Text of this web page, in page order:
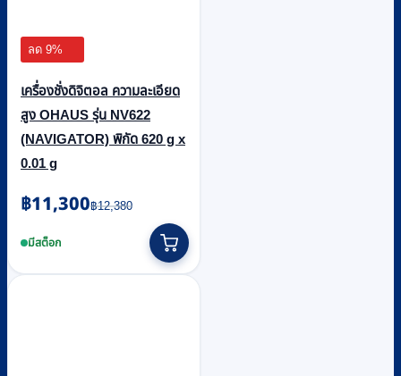
ลด 9%
เครื่องชั่งดิจิตอล ความละเอียด
สูง OHAUS รุ่น NV622
(NAVIGATOR) พิกัด 620 g x
0.01 g
฿12,380
Original
price
was:
฿11,300
Current
price
is:มีสต็อก